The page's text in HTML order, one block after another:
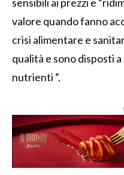
valore quando fanno
crisi alimentare e
qualità e sono disposti
nutrienti “.